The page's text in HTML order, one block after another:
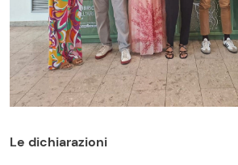
Le dichiarazioni